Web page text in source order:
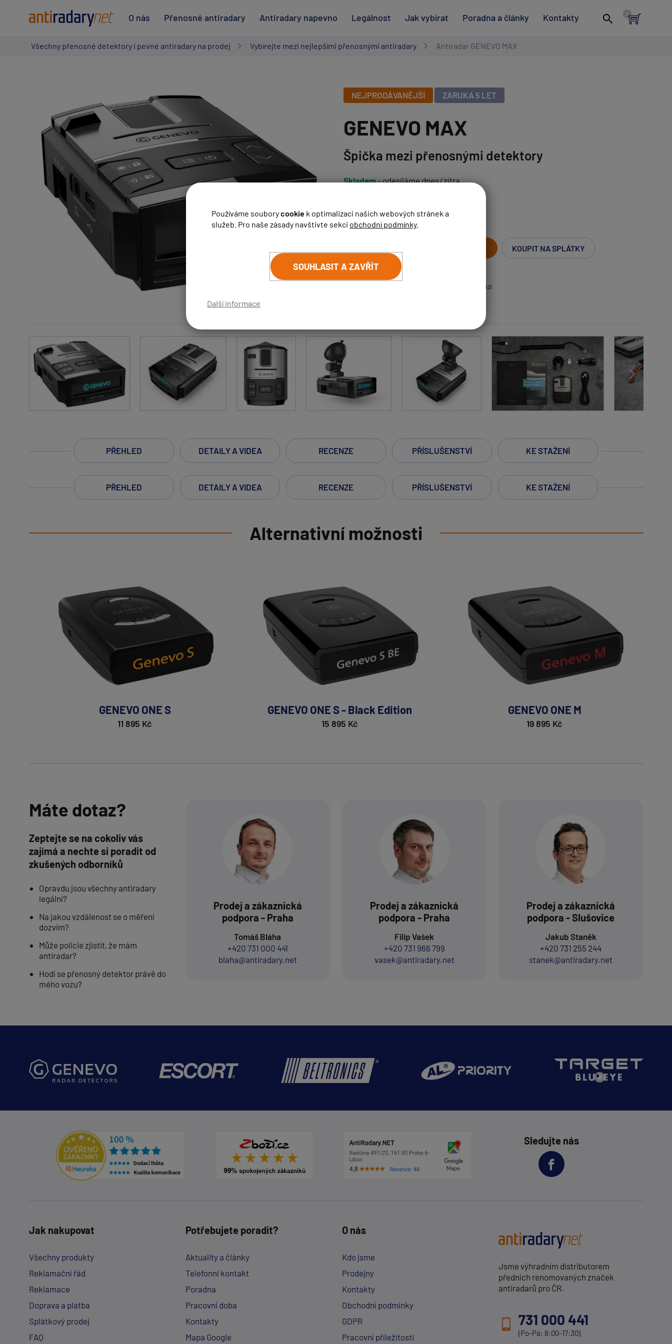
Používáme souborycookie k optimalizaci našich webových stránek a
služeb. Pro naše zásady navštivte sekci obchodní podmínky.
SOUHLASIT A ZAVŘÍT
Další informace
O nás Přenosné antiradary Antiradary napevno Legálnost Jak vybírat Poradna a články Kontakty
Všechny přenosné detektory i pevné antiradary na prodej Vybírejte mezi nejlepšími přenosnými antiradary Antiradar GENEVO MAX
NEJPRODÁVANĚJŠÍ ZÁRUKA 5 LET
GENEVO MAX
Špička mezi přenosnými detektory
Skladem- odesíláme dnes/zítra
23 895 Kč
19 748 Kč bez DPH
KOUPIT KOUPIT NA SPLÁTKY
53 zákaznických recenzí
PŘEHLED DETAILY A VIDEA RECENZE PŘÍSLUŠENSTVÍ KE STAŽENÍ
PŘEHLED DETAILY A VIDEA RECENZE PŘÍSLUŠENSTVÍ KE STAŽENÍ
Alternativní možnosti
GENEVO ONE S
11 895 Kč
GENEVO ONE S - Black Edition
15 895 Kč
GENEVO ONE M
19 895 Kč
Máte dotaz?
Zeptejte se na cokoliv vás
zajímá a nechte si poradit od
zkušených odborníků
Opravdu jsou všechny antiradary
legální?
Na jakou vzdálenost se o měření
dozvím?
Může policie zjistit, že mám
antiradar?
Hodí se přenosný detektor právě do
mého vozu?
Prodej a zákaznická
podpora - Praha
Tomáš Bláha
+420 731 000 441
blaha@antiradary.net
Prodej a zákaznická
podpora - Praha
Filip Vašek
+420 731 966 799
vasek@antiradary.net
Prodej a zákaznická
podpora - Slušovice
Jakub Staněk
+420 731 255 244
stanek@antiradary.net
Sledujte nás
Jak nakupovat
Všechny produkty
Reklamační řád
Reklamace
Doprava a platba
Splátkový prodej
FAQ
Potřebujete poradit?
Aktuality a články
Telefonní kontakt
Poradna
Pracovní doba
Kontakty
Mapa Google
O nás
Kdo jsme
Prodejny
Kontakty
Obchodní podmínky
GDPR
Pracovní příležitosti
Jsme výhradním distributorem
předních renomovaných značek
antiradarů pro ČR.
731 000 441
(Po-Pá: 8:00-17:30)